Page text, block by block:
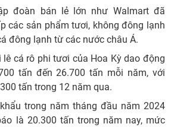
đoàn bán lẻ lớn như Walmart đã
các sản phẩm tươi, không đông lạnh
đông lạnh từ các nước châu Á.
cá rô phi tươi của Hoa Kỳ dao động
tấn đến 26.700 tấn mỗi năm, với
tấn trong 12 năm qua.
trong năm tháng đầu năm 2024
là 20.300 tấn trong năm nay, mức